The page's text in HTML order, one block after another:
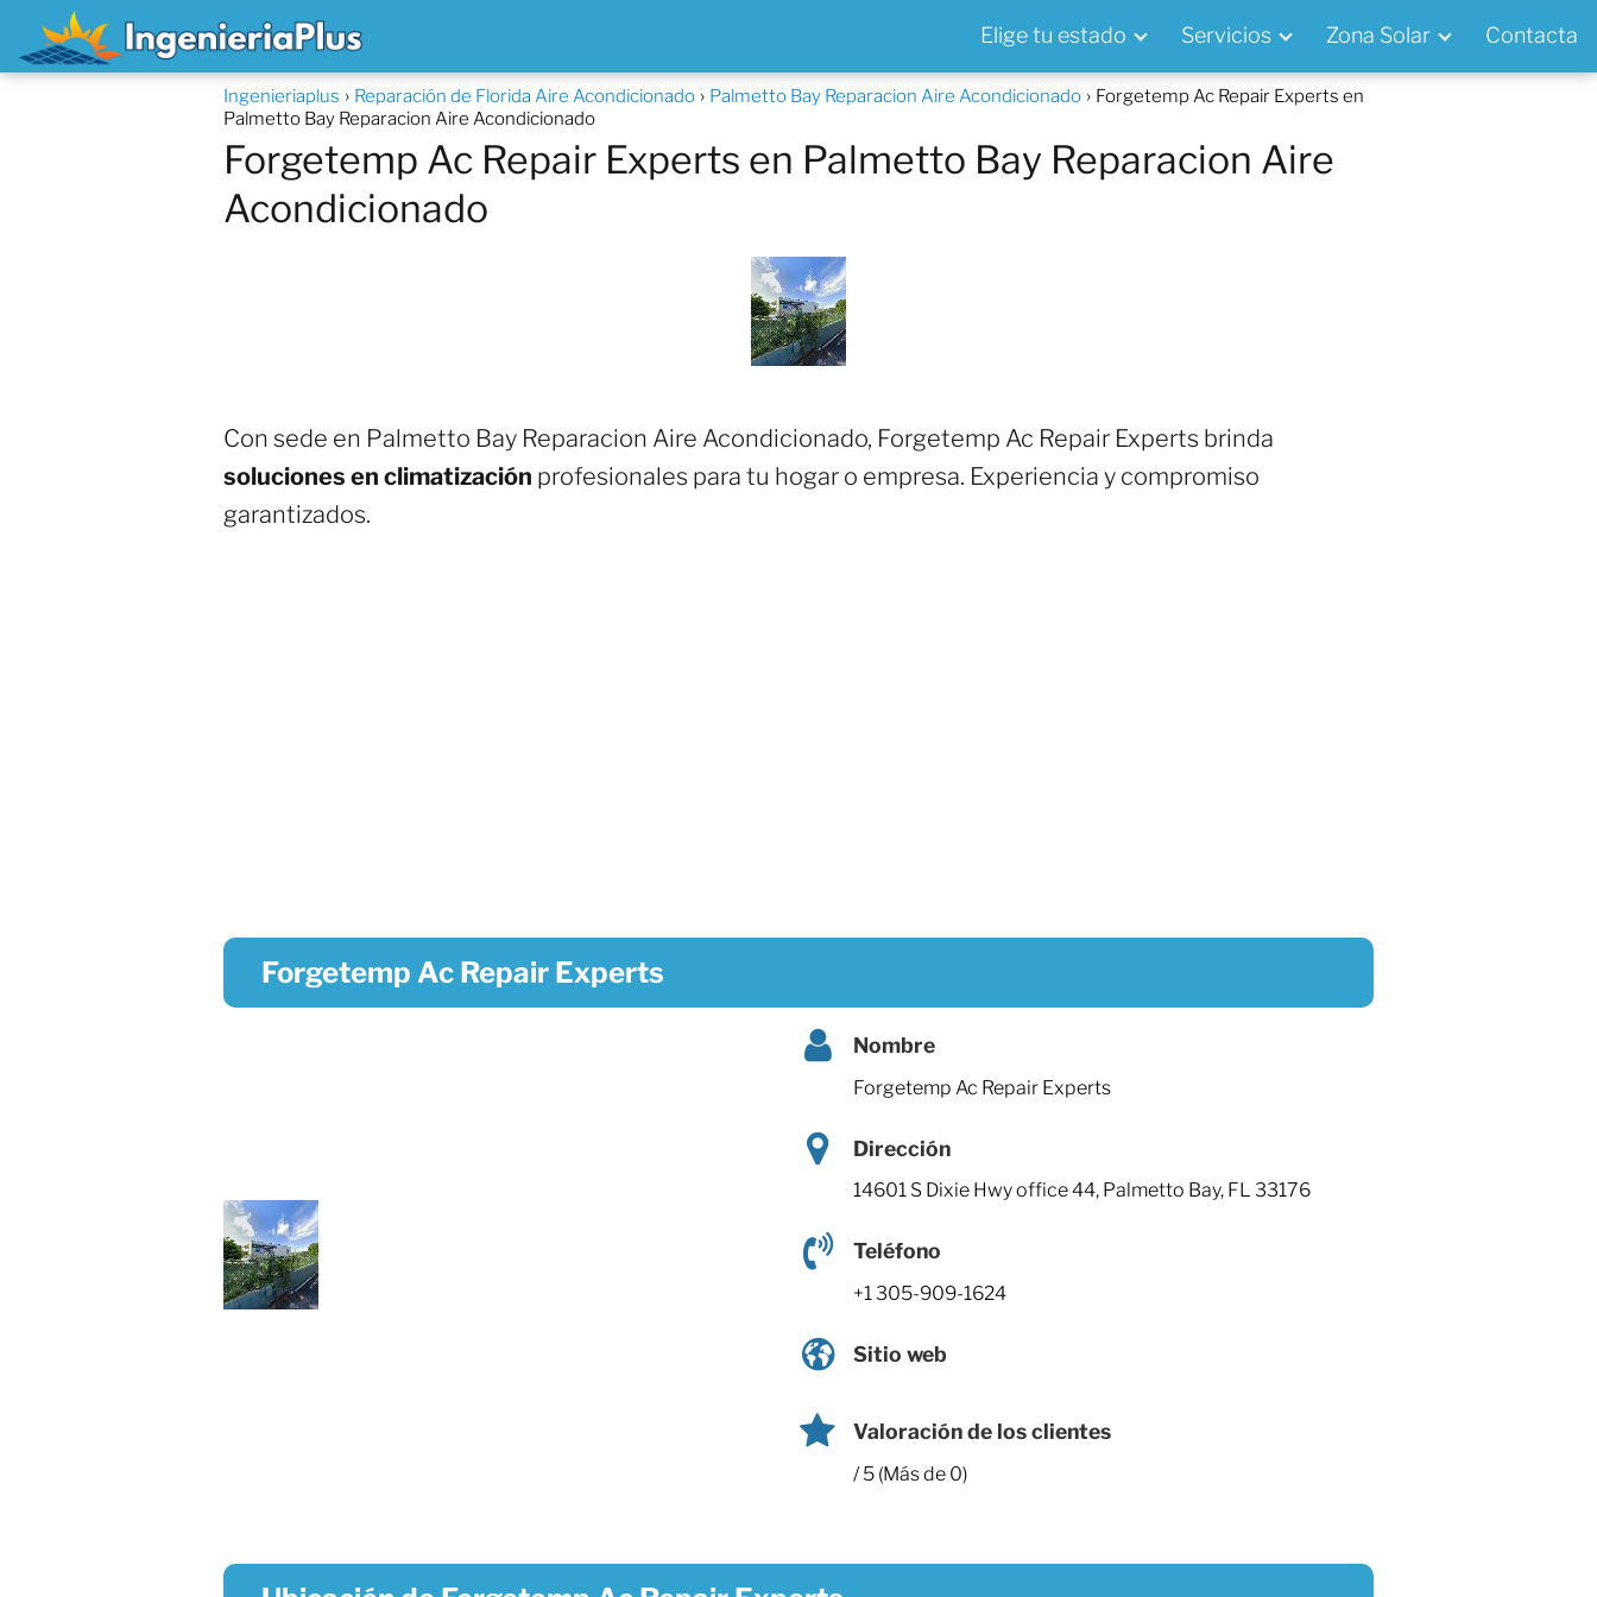
Elige tu estado Servicios Zona Solar Contacta
Ingenieriaplus Reparación de Florida Aire Acondicionado Palmetto Bay Reparacion Aire Acondicionado
Forgetemp Ac Repair Experts en
Palmetto Bay Reparacion Aire Acondicionado
Forgetemp Ac Repair Experts en Palmetto Bay Reparacion Aire
Acondicionado
Con sede en Palmetto Bay Reparacion Aire Acondicionado, Forgetemp Ac Repair Experts brinda
soluciones en climatización profesionales para tu hogar o empresa. Experiencia y compromiso
garantizados.
Forgetemp Ac Repair Experts
Nombre
Forgetemp Ac Repair Experts
Dirección
14601 S Dixie Hwy office 44, Palmetto Bay, FL 33176
Teléfono
+1 305-909-1624
Sitio web
Valoración de los clientes
/ 5 (Más de 0)